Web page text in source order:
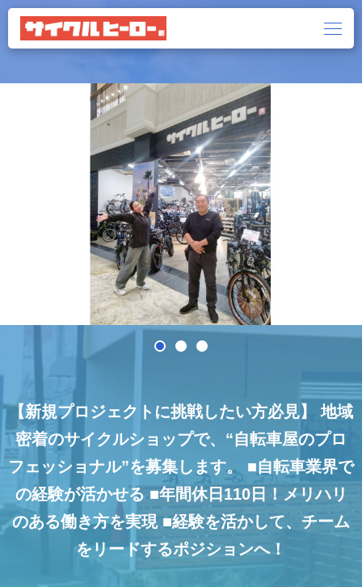
【新規プロジェクトに挑戦したい方必見】
地域
密着のサイクルショップで、“自転車屋のプロ
フェッショナル”を募集します。
■自転車業界で
の経験が活かせる ■年間休日110日！メリハリ
のある働き方を実現■経験を活かして、チーム
をリードするポジションへ！